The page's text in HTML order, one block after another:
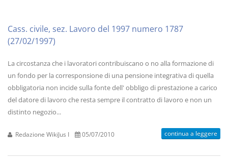
Cass. civile, sez. Lavoro del 1997 numero 1787
(27/02/1997)
La circostanza che i lavoratori contribuiscano o no alla formazione di
un fondo per la corresponsione di una pensione integrativa di quella
obbligatoria non incide sulla fonte dell' obbligo di prestazione a carico
del datore di lavoro che resta sempre il contratto di lavoro e non un
distinto negozio...
Redazione WikiJus I 05/07/2010 continua a leggere